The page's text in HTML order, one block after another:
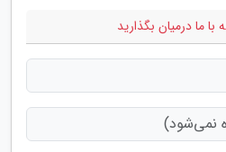
با ما درمیان بگذارید